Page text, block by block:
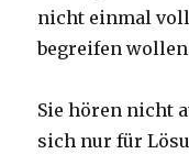
nicht einmal
begreifen
Sie hören nicht
sich nur für